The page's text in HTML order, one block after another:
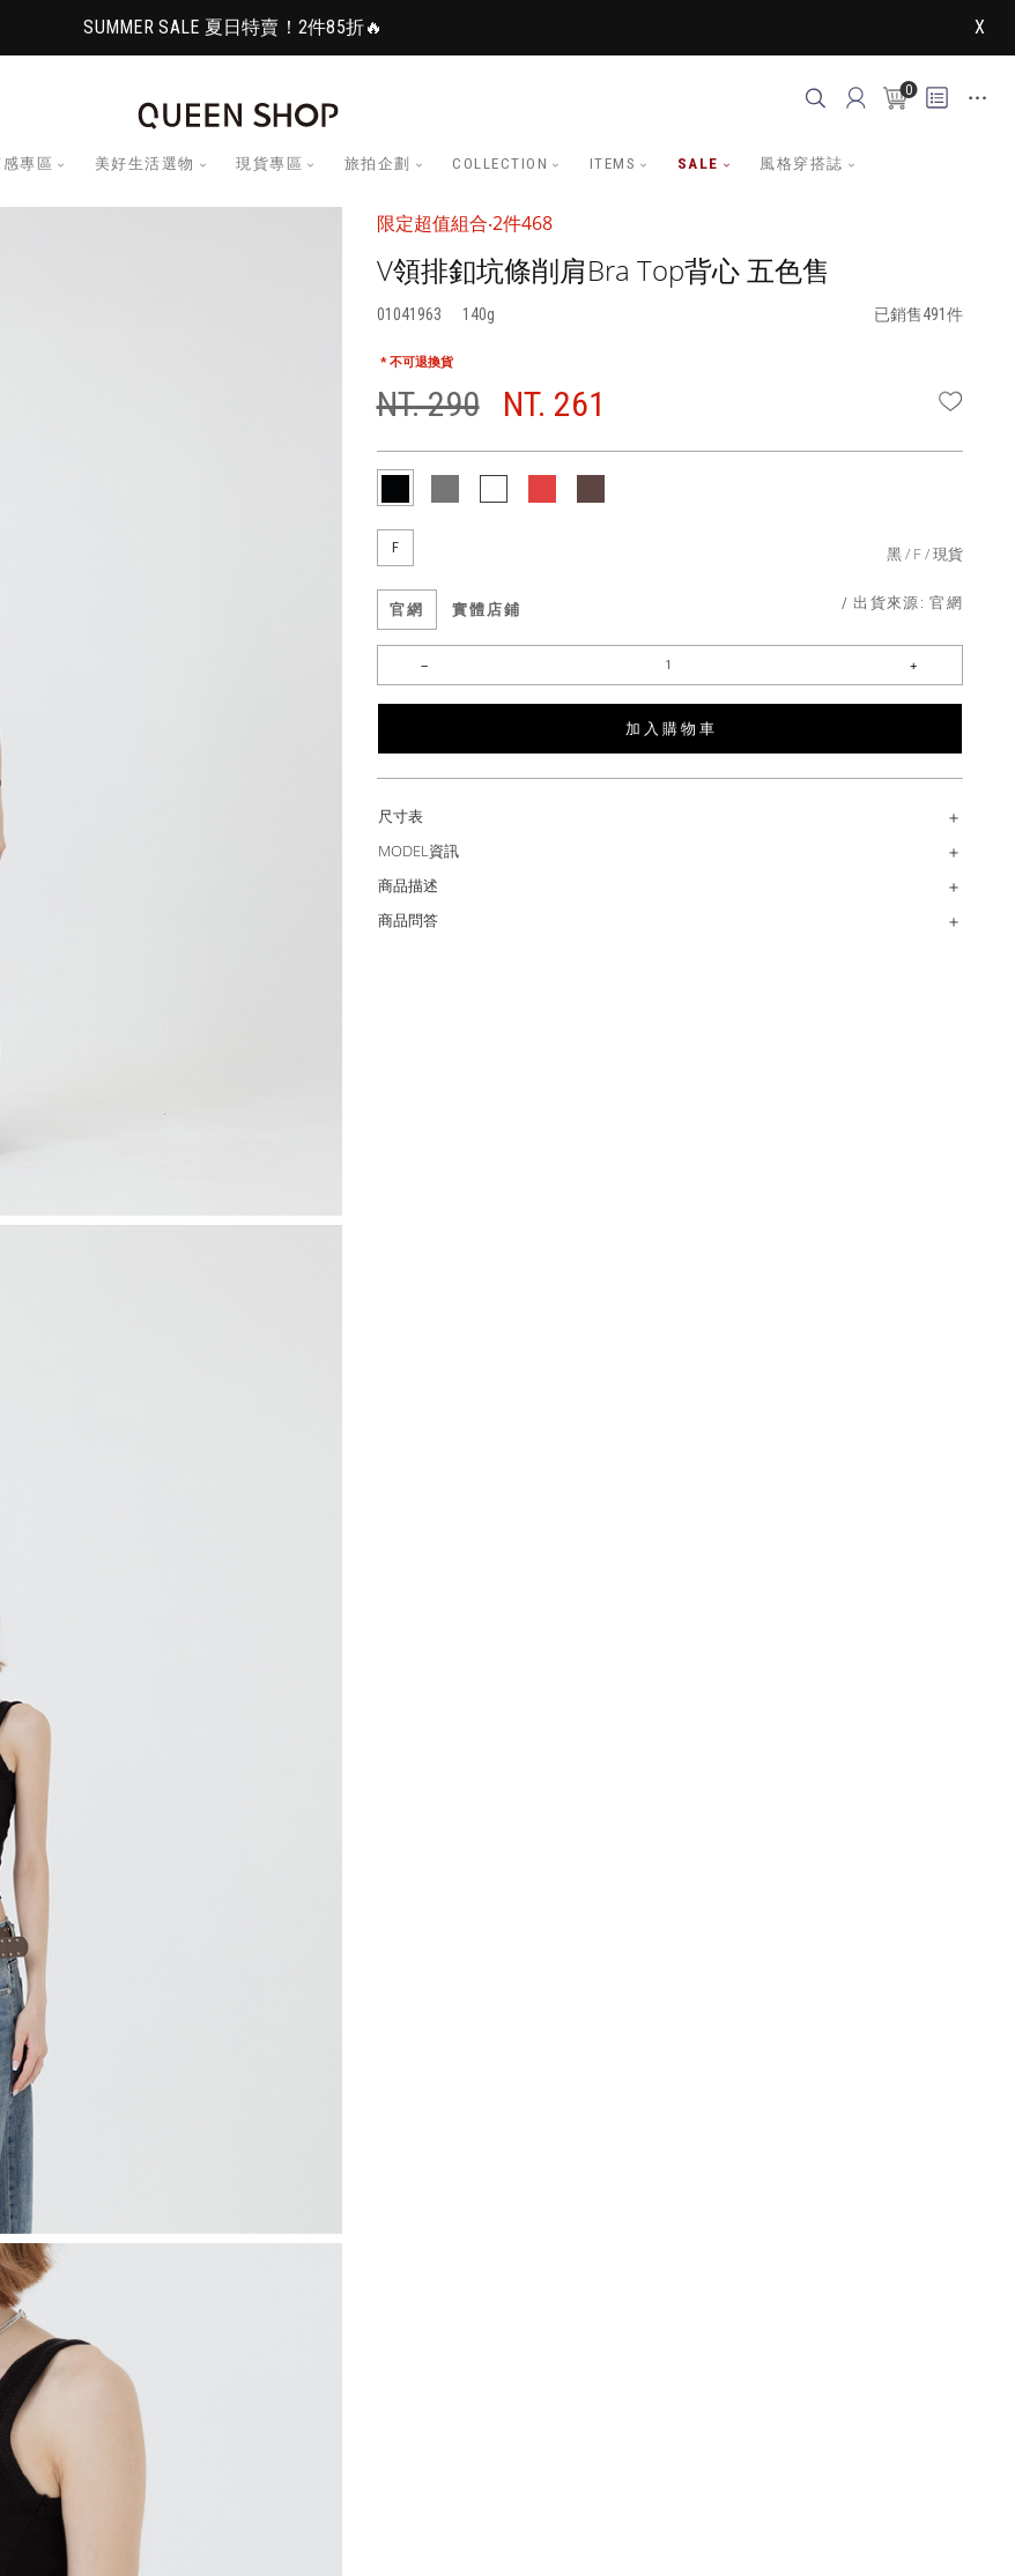
SUMMER SALE 夏日特賣！2件85折🔥 X
0
專區 美好生活選物 現貨專區 旅拍企劃 COLLECTION ITEMS SALE 風格穿搭誌
限定超值組合‧2件468
V領排釦坑條削肩Bra Top背心 五色售
01041963 140 已銷售491件
* 不可退換貨
NT. 290 NT. 261
F 黑 F 現貨
官網 實體店鋪 / 出貨來源:官網
加 入 購 物 車
尺寸表
MODEL資訊
商品描述
商品問答